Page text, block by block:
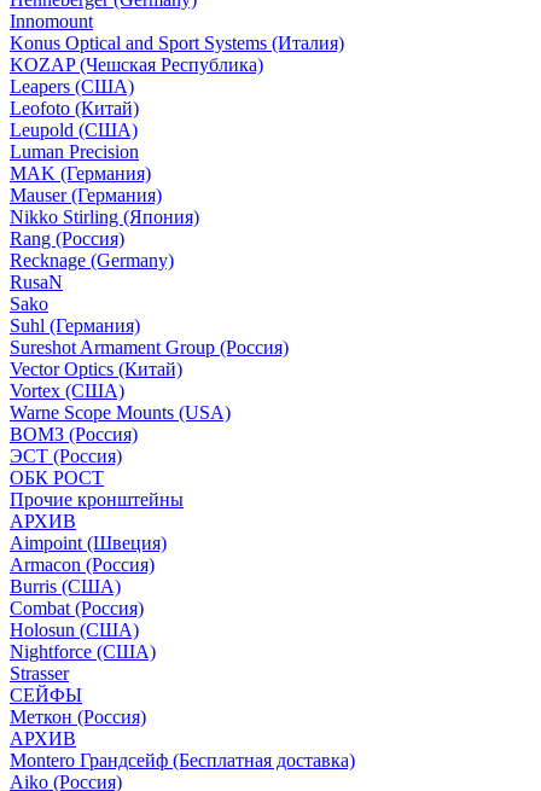
Innomount
Konus Optical and Sport Systems (Италия)
KOZAP (Чешская Республика)
Leapers (США)
Leofoto (Китай)
Leupold (США)
Luman Precision
MAK (Германия)
Mauser (Германия)
Nikko Stirling (Япония)
Rang (Россия)
Recknage (Germany)
RusaN
Sako
Suhl (Германия)
Sureshot Armament Group (Россия)
Vector Optics (Китай)
Vortex (США)
Warne Scope Mounts (USA)
ВОМЗ (Россия)
ЭСТ (Россия)
ОБК РОСТ
Прочие кронштейны
АРХИВ
Aimpoint (Швеция)
Armacon (Россия)
Burris (США)
Combat (Россия)
Holosun (США)
Nightforce (США)
Strasser
СЕЙФЫ
Меткон (Россия)
АРХИВ
Montero Грандсейф (Бесплатная доставка)
Aiko (Россия)